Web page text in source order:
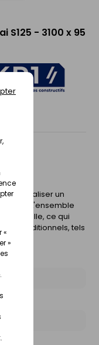
«
»
S125 - 3100 x 95
de réaliser un
L'ensemble
poutrelle, ce qui
traditionnels, tels